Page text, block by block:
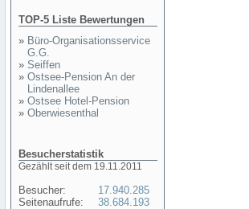
TOP-5 Liste Bewertungen
» Büro-Organisationsservice
G.G.
» Seiffen
» Ostsee-Pension An der
Lindenallee
» Ostsee Hotel-Pension
» Oberwiesenthal
Besucherstatistik
Gezählt seit dem 19.11.2011
Besucher:
Seitenaufrufe:
17.940.285
38.684.193